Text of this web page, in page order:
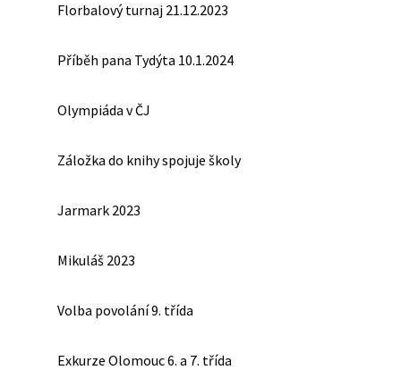
Florbalový turnaj 21.12.2023
Příběh pana Tydýta 10.1.2024
Olympiáda v ČJ
Záložka do knihy spojuje školy
Jarmark 2023
Mikuláš 2023
Volba povolání 9. třída
Exkurze Olomouc 6. a 7. třída